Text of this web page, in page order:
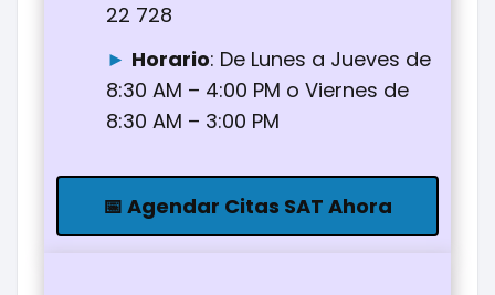
22 728
Horario: De Lunes a Jueves de
8:30 AM – 4:00 PM o Viernes de
8:30 AM – 3:00 PM
📅 Agendar Citas SAT Ahora